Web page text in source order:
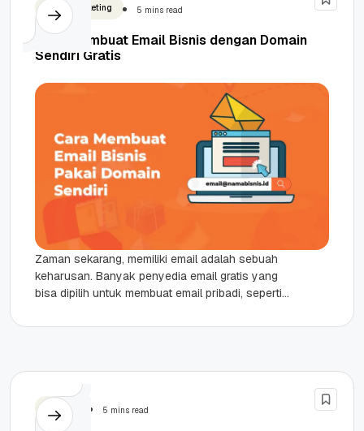
Email Marketing 5 mins read
Cara Membuat Email Bisnis dengan Domain
Sendiri Gratis
Zaman sekarang, memiliki email adalah sebuah
keharusan. Banyak penyedia email gratis yang
bisa dipilih untuk membuat email pribadi, seperti
Tutorial 5 mins read